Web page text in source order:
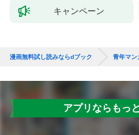
キャンペーン
漫画無料試し読みならdブック 青年マン
アプリならもっ